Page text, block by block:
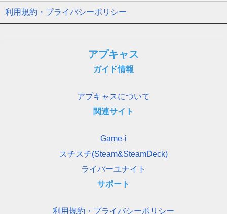
利用規約・プライバシーポリシー
アプキャス
ガイド情報
アプキャスについて
関連サイト
Game-i
スチスチ(Steam&SteamDeck)
ライバーユナイト
サポート
利用規約・プライバシーポリシー